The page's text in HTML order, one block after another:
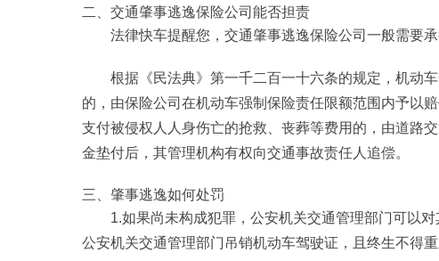
二、交通肇事逃逸保险公司能否担责
法律快车提醒您，交通肇事逃逸保险公司一般需要承
根据《民法典》第一千二百一十六条的规定，机动
的，由保险公司在机动车强制保险责任限额范围内予以
支付被侵权人人身伤亡的抢救、丧葬等费用的，由道路
金垫付后，其管理机构有权向交通事故责任人追偿。
三、肇事逃逸如何处罚
1.如果尚未构成犯罪，公安机关交通管理部门可以
公安机关交通管理部门吊销机动车驾驶证，且终生不得重